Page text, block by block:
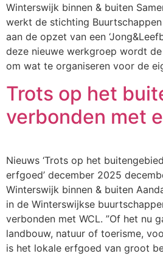
Winterswijk binnen & buiten
werkt de stichting Buurtschappen
aan de opzet van een
deze nieuwe werkgroep wordt
om wat te organiseren voor de
Trots op het
verbonden met
Nieuws ‘Trots op het
erfgoed’ december 2025
Winterswijk binnen & buiten
in de Winterswijkse
verbonden met WCL. ”Of het nu
landbouw, natuur of toerisme,
is het lokale erfgoed van groot